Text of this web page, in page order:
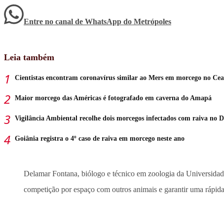
Entre no canal de WhatsApp do Metrópoles
Leia também
Cientistas encontram coronavírus similar ao Mers em morcego no
Maior morcego das Américas é fotografado em caverna do Amapá
Vigilância Ambiental recolhe dois morcegos infectados com raiva no
Goiânia registra o 4º caso de raiva em morcego neste ano
Delamar Fontana, biólogo e técnico em zoologia da
competição por espaço com outros animais e garantir uma